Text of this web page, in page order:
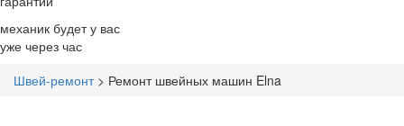
механик будет у вас
уже через час
Швей-ремонт> Ремонт швейных машин Elna